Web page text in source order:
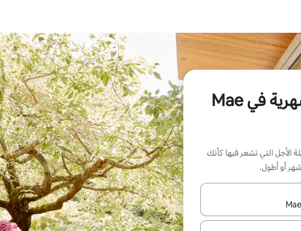
الإيجارات الشهرية في Mae
الأجل التي تشعر فيها كأنك
أو أطول.
باستخدام السهمين لأعلى ولأسفل أو استكشف عن طريق اللمس أو السحب.